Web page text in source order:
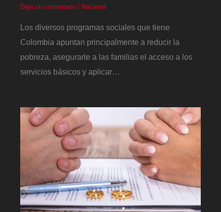
Deja un comentario / Nacional
Los diversos programas sociales que tiene
Colombia apuntan principalmente a reducir la
pobreza, asegurarle a las familias el acceso a los
servicios básicos y aplicar…